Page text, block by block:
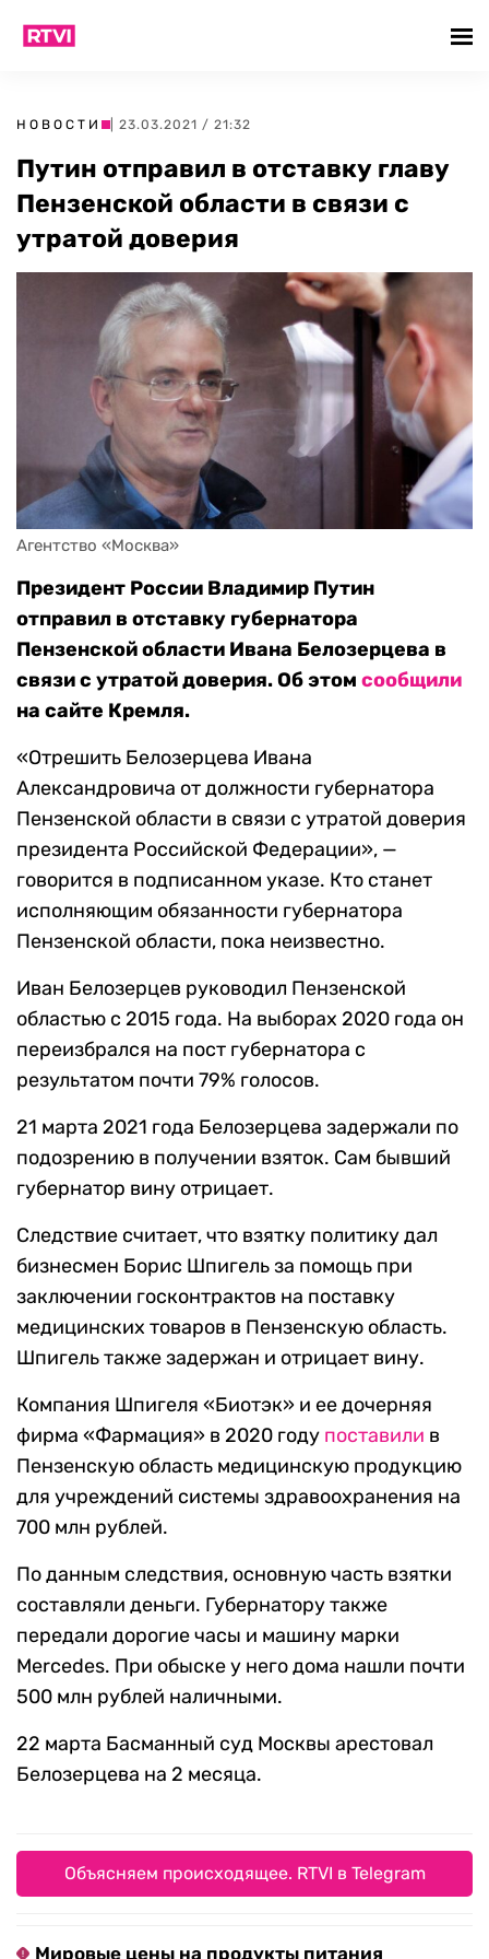
НОВОСТИ | 23.03.2021 / 21:32
Путин отправил в отставку главу
Пензенской области в связи с
утратой доверия
Агентство «Москва»
Президент России Владимир Путин
отправил в отставку губернатора
Пензенской области Ивана Белозерцева в
связи с утратой доверия. Об этом сообщили
на сайте Кремля.
«Отрешить Белозерцева Ивана
Александровича от должности губернатора
Пензенской области в связи с утратой доверия
президента Российской Федерации», —
говорится в подписанном указе. Кто станет
исполняющим обязанности губернатора
Пензенской области, пока неизвестно.
Иван Белозерцев руководил Пензенской
областью с 2015 года. На выборах 2020 года он
переизбрался на пост губернатора с
результатом почти 79% голосов.
21 марта 2021 года Белозерцева задержали по
подозрению в получении взяток. Сам бывший
губернатор вину отрицает.
Следствие считает, что взятку политику дал
бизнесмен Борис Шпигель за помощь при
заключении госконтрактов на поставку
медицинских товаров в Пензенскую область.
Шпигель также задержан и отрицает вину.
Компания Шпигеля «Биотэк» и ее дочерняя
фирма «Фармация» в 2020 году поставили в
Пензенскую область медицинскую продукцию
для учреждений системы здравоохранения на
700 млн рублей.
По данным следствия, основную часть взятки
составляли деньги. Губернатору также
передали дорогие часы и машину марки
Mercedes. При обыске у него дома нашли почти
500 млн рублей наличными.
22 марта Басманный суд Москвы арестовал
Белозерцева на 2 месяца.
Объясняем происходящее. RTVI в Telegram
Мировые цены на продукты питания